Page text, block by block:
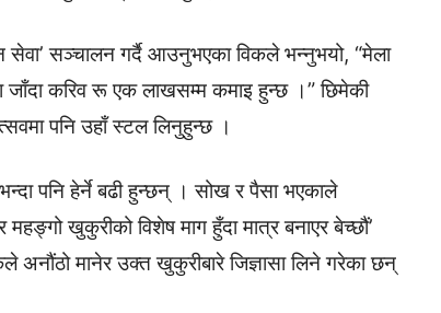
सेवा’ सञ्चालन गर्दै आउनुभएका विकले भन्नुभयो, “मेला
जाँदा करिव रू एक लाखसम्म कमाइ हुन्छ ।” छिमेकी
पनि उहाँ स्टल लिनुहुन्छ ।
पनि हेर्ने बढी हुन्छन् । सोख र पैसा भएकाले
खुकुरीको विशेष माग हुँदा मात्र बनाएर बेच्छौं’
मानेर उक्त खुकुरीबारे जिज्ञासा लिने गरेका छन्